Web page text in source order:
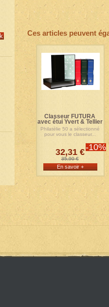
Ces articles peuvent
Classeur FUTURA
avec étui Yvert & Tellier
Philatélie 50 a sélectionné
pour vous le classeur...
32,31 €-10%
35,90 €
En savoir +